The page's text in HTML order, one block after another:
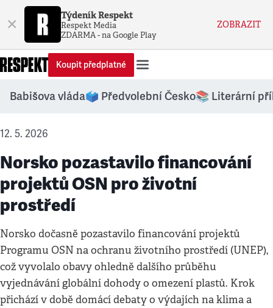
× Týdeník Respekt
Respekt Media
ZDARMA - na Google Play
ZOBRAZIT
Koupit předplatné
Babišova vláda🗳️ Předvolební Česko📚 Literární
12. 5. 2026
Norsko pozastavilo financování
projektů OSN pro životní
prostředí
Norsko dočasně pozastavilo financování projektů
Programu OSN na ochranu životního prostředí (UNEP),
což vyvolalo obavy ohledně dalšího průběhu
vyjednávání globální dohody o omezení plastů. Krok
přichází v době domácí debaty o výdajích na klima a